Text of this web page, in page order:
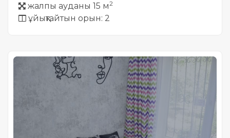
жалпы ауданы 15 м2
ұйықтайтын орын: 2